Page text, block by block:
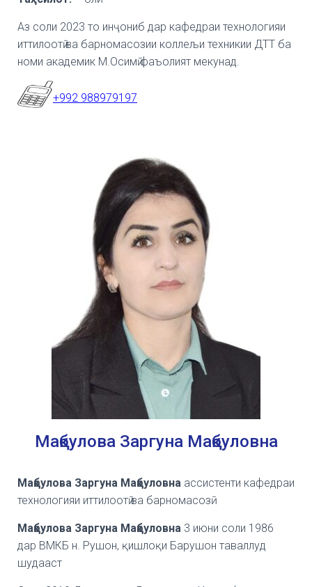
Аз соли 2023 то инҷониб дар кафедраи технологияи
иттилоотӣ ва барномасозии коллељи техникии ДТТ ба
номи академик М.Осимӣ фаъолият мекунад.
+992 988979197
Мақбулова Заргуна Мақбуловна
Мақбулова Заргуна Мақбуловна ассистенти кафедраи
технологияи иттилоотӣ ва барномасозӣ
Мақбулова Заргуна Мақбуловна 3 июни соли 1986
дар ВМКБ н. Рушон, қишлоқи Барушон таваллуд
шудааст